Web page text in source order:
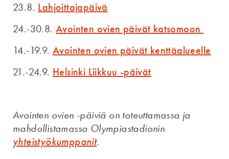
23.8. Lahjoittajapäivä
24.-30.8. Avointen ovien päivät katsomoon
14.-19.9. Avointen ovien päivät kenttäalueelle
21.-24.9. Helsinki Liikkuu -päivät
Avointen ovien -päiviä on toteuttamassa ja
mahdollistamassa Olympiastadionin
yhteistyökumppanit.